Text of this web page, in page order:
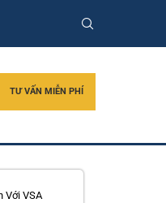
TƯ VẤN MIỄN PHÍ
Với VSA